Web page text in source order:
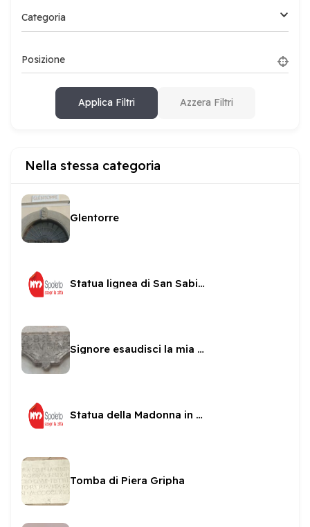
Categoria
Posizione
Applica Filtri Azzera Filtri
Nella stessa categoria
Glentorre
Statua lignea di San Sabino
Signore esaudisci la mia preghiera
Statua della Madonna in una nicchia di San sabino
Tomba di Piera Gripha